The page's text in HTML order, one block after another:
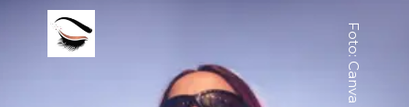
Foto: Canva